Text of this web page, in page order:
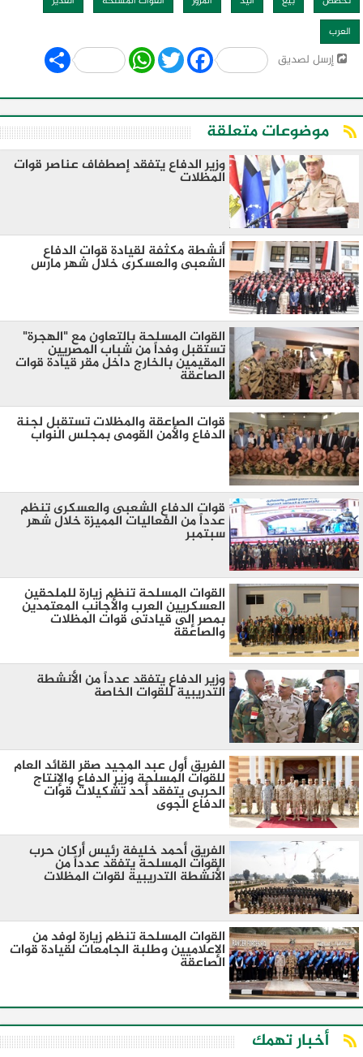
العرب
إرسل لصديق Share WhatsApp
Twitter Facebook
موضوعات متعلقة
وزير الدفاع يتفقد إصطفاف عناصر قوات
المظلات
أنشطة مكثفة لقيادة قوات الدفاع
الشعبى والعسكرى خلال شهر مارس
القوات المسلحة بالتعاون مع "الهجرة"
تستقبل وفداً من شباب المصريين
المقيمين بالخارج داخل مقر قيادة قوات
الصاعقة
قوات الصاعقة والمظلات تستقبل لجنة
الدفاع والأمن القومى بمجلس النواب
قوات الدفاع الشعبى والعسكرى تنظم
عدداً من الفعاليات المميزة خلال شهر
سبتمبر
القوات المسلحة تنظم زيارة للملحقين
العسكريين العرب والأجانب المعتمدين
بمصر إلى قيادتى قوات المظلات
والصاعقة
وزير الدفاع يتفقد عدداً من الأنشطة
التدريبية للقوات الخاصة
الفريق أول عبد المجيد صقر القائد العام
للقوات المسلحة وزير الدفاع والإنتاج
الحربى يتفقد أحد تشكيلات قوات
الدفاع الجوى
الفريق أحمد خليفة رئيس أركان حرب
القوات المسلحة يتفقد عدداً من
الأنشطة التدريبية لقوات المظلات
القوات المسلحة تنظم زيارة لوفد من
الإعلاميين وطلبة الجامعات لقيادة قوات
الصاعقة
أخبار تهمك